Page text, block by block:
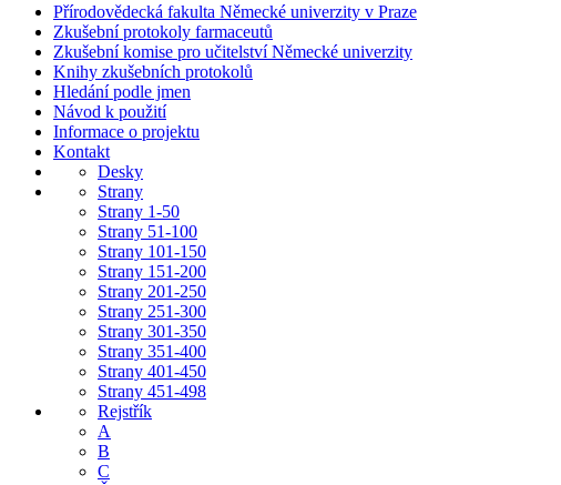
Přírodovědecká fakulta Německé univerzity v Praze
Zkušební protokoly farmaceutů
Zkušební komise pro učitelství Německé univerzity
Knihy zkušebních protokolů
Hledání podle jmen
Návod k použití
Informace o projektu
Kontakt
Desky
Strany
Strany 1-50
Strany 51-100
Strany 101-150
Strany 151-200
Strany 201-250
Strany 251-300
Strany 301-350
Strany 351-400
Strany 401-450
Strany 451-498
Rejstřík
A
B
C